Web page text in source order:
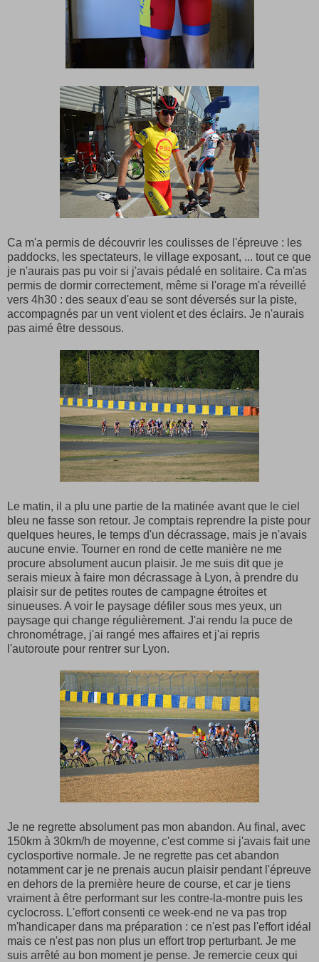
Ca m'a permis de découvrir les coulisses de l'épreuve : les
paddocks, les spectateurs, le village exposant, ... tout ce que
je n'aurais pas pu voir si j'avais pédalé en solitaire. Ca m'as
permis de dormir correctement, même si l'orage m'a réveillé
vers 4h30 : des seaux d'eau se sont déversés sur la piste,
accompagnés par un vent violent et des éclairs. Je n'aurais
pas aimé être dessous.
Le matin, il a plu une partie de la matinée avant que le ciel
bleu ne fasse son retour. Je comptais reprendre la piste pour
quelques heures, le temps d'un décrassage, mais je n'avais
aucune envie. Tourner en rond de cette manière ne me
procure absolument aucun plaisir. Je me suis dit que je
serais mieux à faire mon décrassage à Lyon, à prendre du
plaisir sur de petites routes de campagne étroites et
sinueuses. A voir le paysage défiler sous mes yeux, un
paysage qui change régulièrement. J'ai rendu la puce de
chronométrage, j'ai rangé mes affaires et j'ai repris
l'autoroute pour rentrer sur Lyon.
Je ne regrette absolument pas mon abandon. Au final, avec
150km à 30km/h de moyenne, c'est comme si j'avais fait une
cyclosportive normale. Je ne regrette pas cet abandon
notamment car je ne prenais aucun plaisir pendant l'épreuve
en dehors de la première heure de course, et car je tiens
vraiment à être performant sur les contre-la-montre puis les
cyclocross. L'effort consenti ce week-end ne va pas trop
m'handicaper dans ma préparation : ce n'est pas l'effort idéal
mais ce n'est pas non plus un effort trop perturbant. Je me
suis arrêté au bon moment je pense. Je remercie ceux qui